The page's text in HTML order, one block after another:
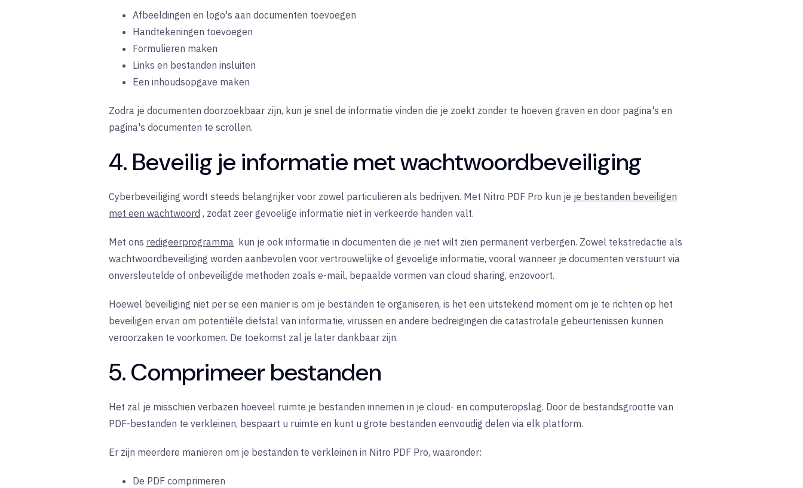
Afbeeldingen en logo's aan documenten toevoegen
Handtekeningen toevoegen
Formulieren maken
Links en bestanden insluiten
Een inhoudsopgave maken
Zodra je documenten doorzoekbaar zijn, kun je snel de informatie vinden die je zoekt zonder te hoeven graven en door pagina's en
pagina's documenten te scrollen.
4. Beveilig je informatie met wachtwoordbeveiliging
Cyberbeveiliging wordt steeds belangrijker voor zowel particulieren als bedrijven. Met Nitro PDF Pro kun je je bestanden beveiligen
met een wachtwoord , zodat zeer gevoelige informatie niet in verkeerde handen valt.
Met ons redigeerprogramma kun je ook informatie in documenten die je niet wilt zien permanent verbergen. Zowel tekstredactie als
wachtwoordbeveiliging worden aanbevolen voor vertrouwelijke of gevoelige informatie, vooral wanneer je documenten verstuurt via
onversleutelde of onbeveiligde methoden zoals e-mail, bepaalde vormen van cloud sharing, enzovoort.
Hoewel beveiliging niet per se een manier is om je bestanden te organiseren, is het een uitstekend moment om je te richten op het
beveiligen ervan om potentiële diefstal van informatie, virussen en andere bedreigingen die catastrofale gebeurtenissen kunnen
veroorzaken te voorkomen. De toekomst zal je later dankbaar zijn.
5. Comprimeer bestanden
Het zal je misschien verbazen hoeveel ruimte je bestanden innemen in je cloud- en computeropslag. Door de bestandsgrootte van
PDF-bestanden te verkleinen, bespaart u ruimte en kunt u grote bestanden eenvoudig delen via elk platform.
Er zijn meerdere manieren om je bestanden te verkleinen in Nitro PDF Pro, waaronder:
De PDF comprimeren